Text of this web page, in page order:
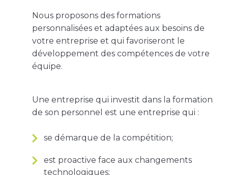
Nous proposons des formations
personnalisées et adaptées aux besoins de
votre entreprise et qui favoriseront le
développement des compétences de votre
équipe.
Une entreprise qui investit dans la formation
de son personnel est une entreprise qui :
se démarque de la compétition;
est proactive face aux changements
technologiques;